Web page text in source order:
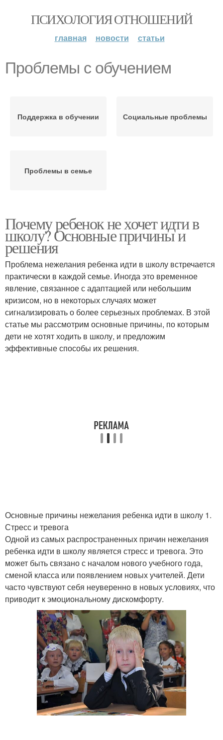
ПСИХОЛОГИЯ ОТНОШЕНИЙ
главная новости статьи
Проблемы с обучением
Поддержка в обучении Социальные проблемы
Проблемы в семье
Почему ребенок не хочет идти в
школу? Основные причины и
решения
Проблема нежелания ребенка идти в школу встречается
практически в каждой семье. Иногда это временное
явление, связанное с адаптацией или небольшим
кризисом, но в некоторых случаях может
сигнализировать о более серьезных проблемах. В этой
статье мы рассмотрим основные причины, по которым
дети не хотят ходить в школу, и предложим
эффективные способы их решения.
Основные причины нежелания ребенка идти в школу 1.
Стресс и тревога
Одной из самых распространенных причин нежелания
ребенка идти в школу является стресс и тревога. Это
может быть связано с началом нового учебного года,
сменой класса или появлением новых учителей. Дети
часто чувствуют себя неуверенно в новых условиях, что
приводит к эмоциональному дискомфорту.